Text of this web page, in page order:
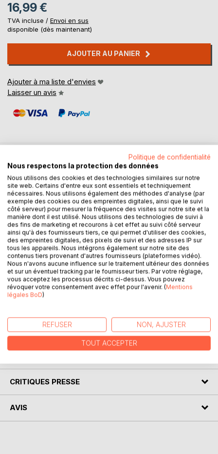
16,99 €
TVA incluse / Envoi en sus
disponible (dès maintenant)
AJOUTER AU PANIER
Ajouter à ma liste d'envies
Laisser un avis
DESCRIPTION
Un été, un regard, son monde qui bascule.
Nora ne cherchait rien, elle n'attendait personne. Pourtant,
Rayan a bouleversé toutes ses certitudes en une fraction
de seconde.
À travers leur voix, À jamais peut-être explore toutes les
nuances de l'amour : celui qui apaise, celui qui brûle, celui
qui change à jamais la manière dont on regarde le monde.
À jamais peut-être est une histoire qui touche, qui raconte
l'intensité, la beauté des instants éphémères et des
sentiments qui nous construisent, autant qu'ils nous
déchirent.
certitude que même l'amour qui s'éteint continue d'exister
autrement.
CRITIQUES PRESSE
AVIS
Politique de confidentialité
Nous respectons la protection des données
Nous utilisons des cookies et des technologies similaires sur notre
site web. Certains d'entre eux sont essentiels et techniquement
nécessaires. Nous utilisons également des méthodes d'analyse (par
exemple des cookies ou des empreintes digitales, ainsi que le suivi
côté serveur) pour mesurer la fréquence des visites sur notre site et la
manière dont il est utilisé. Nous utilisons des technologies de suivi à
des fins de marketing et recourons à cet effet au suivi côté serveur
ainsi qu'à des fournisseurs tiers, ce qui permet d'utiliser des cookies,
des empreintes digitales, des pixels de suivi et des adresses IP sur
tous les appareils. Nous intégrons également sur notre site des
contenus tiers provenant d'autres fournisseurs (plateformes vidéo).
Nous n'avons aucune influence sur le traitement ultérieur des données
et sur un éventuel tracking par le fournisseur tiers. Par votre réglage,
vous acceptez les processus décrits ci-dessus. Vous pouvez
révoquer votre consentement avec effet pour l'avenir. (Mentions
légales BoD)
REFUSER NON, AJUSTER
TOUT ACCEPTER